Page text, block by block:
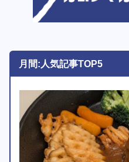
月間:人気記事TOP5